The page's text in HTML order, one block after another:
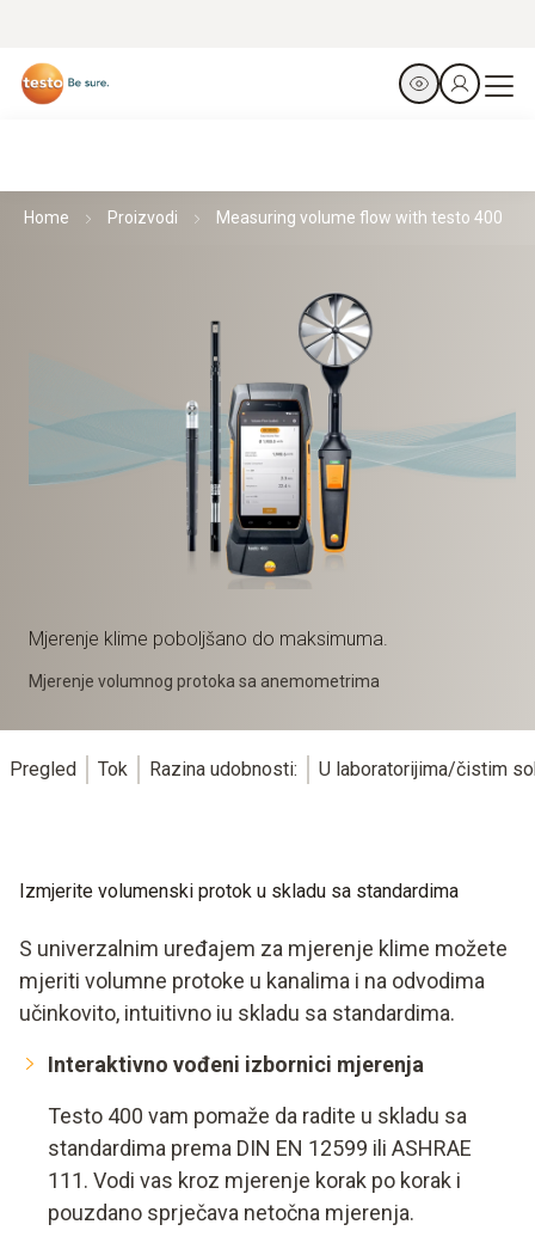
Home Proizvodi Measuring volume flow with testo 400
Mjerenje klime poboljšano do maksimuma.
Mjerenje volumnog protoka sa anemometrima
Pregled Tok Razina udobnosti: U laboratorijima/čistim
Izmjerite volumenski protok u skladu sa standardima
S univerzalnim uređajem za mjerenje klime možete
mjeriti volumne protoke u kanalima i na odvodima
učinkovito, intuitivno iu skladu sa standardima.
Interaktivno vođeni izbornici mjerenja
Testo 400 vam pomaže da radite u skladu sa
standardima prema DIN EN 12599 ili ASHRAE
111. Vodi vas kroz mjerenje korak po korak i
pouzdano sprječava netočna mjerenja.